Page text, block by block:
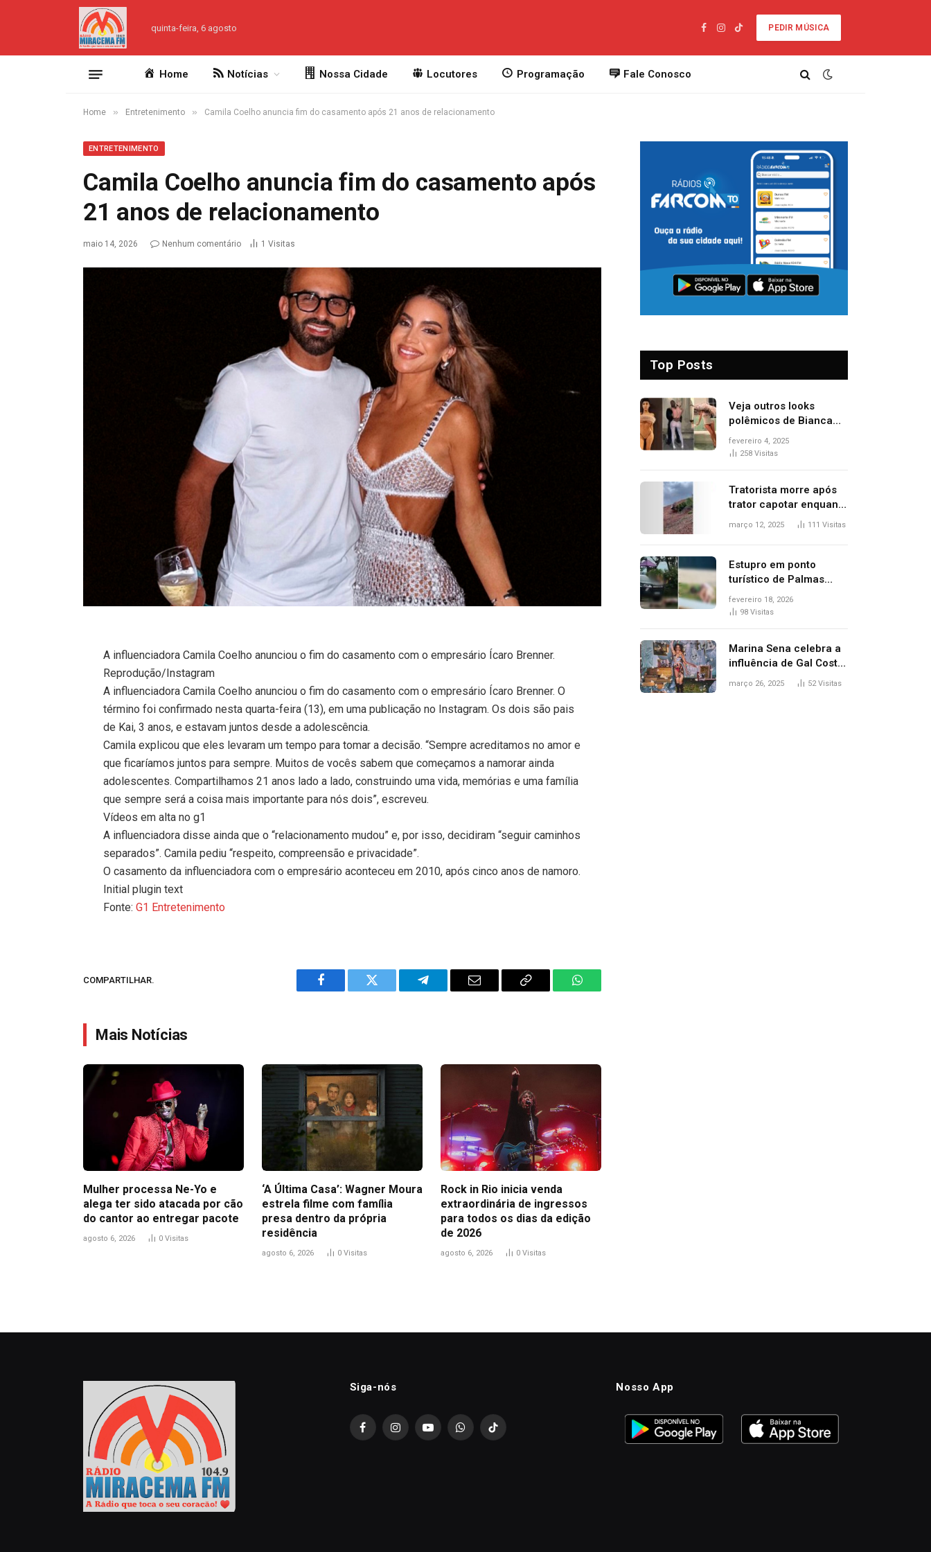
quinta-feira, 6 agosto
Facebook
Instagram
TikTok
PEDIR MÚSICA
Home Notícias Nossa Cidade Locutores Programação Fale Conosco
Home » Entretenimento » Camila Coelho anuncia fim do casamento após 21 anos de relacionamento
ENTRETENIMENTO
Camila Coelho anuncia fim do casamento após
21 anos de relacionamento
maio 14, 2026 Nenhum comentário 1 Visitas
A influenciadora Camila Coelho anunciou o fim do casamento com o empresário Ícaro Brenner.
Reprodução/Instagram
A influenciadora Camila Coelho anunciou o fim do casamento com o empresário Ícaro Brenner. O
término foi confirmado nesta quarta-feira (13), em uma publicação no Instagram. Os dois são pais
de Kai, 3 anos, e estavam juntos desde a adolescência.
Camila explicou que eles levaram um tempo para tomar a decisão. “Sempre acreditamos no amor e
que ficaríamos juntos para sempre. Muitos de vocês sabem que começamos a namorar ainda
adolescentes. Compartilhamos 21 anos lado a lado, construindo uma vida, memórias e uma família
que sempre será a coisa mais importante para nós dois”, escreveu.
Vídeos em alta no g1
A influenciadora disse ainda que o “relacionamento mudou” e, por isso, decidiram “seguir caminhos
separados”. Camila pediu “respeito, compreensão e privacidade”.
O casamento da influenciadora com o empresário aconteceu em 2010, após cinco anos de namoro.
Initial plugin text
Fonte:G1 Entretenimento
COMPARTILHAR.
Facebook Twitter Telegram Email
Copy
WhatsApp
Mais Notícias
Mulher processa Ne-Yo e
alega ter sido atacada por cão
do cantor ao entregar pacote
agosto 6, 2026 0 Visitas
‘A Última Casa’: Wagner Moura
estrela filme com família
presa dentro da própria
residência
agosto 6, 2026 0 Visitas
Rock in Rio inicia venda
extraordinária de ingressos
para todos os dias da edição
de 2026
agosto 6, 2026 0 Visitas
Top Posts
Veja outros looks
polêmicos de Bianca
Censori, esposa de
Kanye West que
fevereiro 4, 2025
258 Visitas
Tratorista morre após
trator capotar enquanto
removia vegetação em
março 12, 2025 111 Visitas
Estupro em ponto
turístico de Palmas
ocorreu em frente à
viatura e base de
fevereiro 18, 2026
98 Visitas
Marina Sena celebra a
influência de Gal Costa
na arte do álbum
março 26, 2025 52Visitas
Siga-nós
FacebookInstagramYouTubeWhatsAppTikTok
Nosso App